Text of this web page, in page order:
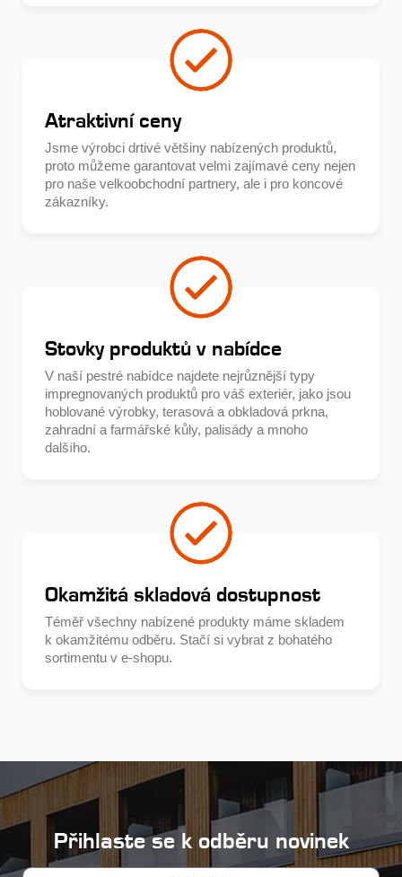
Atraktivní ceny
Jsme výrobci drtivé většiny nabízených produktů,
proto můžeme garantovat velmi zajímavé ceny nejen
pro naše velkoobchodní partnery, ale i pro koncové
zákazníky.
Stovky produktů v nabídce
V naší pestré nabídce najdete nejrůznější typy
impregnovaných produktů pro váš exteriér, jako jsou
hoblované výrobky, terasová a obkladová prkna,
zahradní a farmářské kůly, palisády a mnoho
dalšího.
Okamžitá skladová dostupnost
Téměř všechny nabízené produkty máme skladem
k okamžitému odběru. Stačí si vybrat z bohatého
sortimentu v e-shopu.
Přihlaste se k odběru novinek